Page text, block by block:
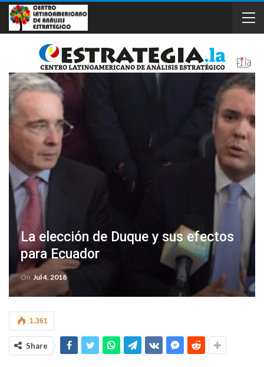
La elección de Duque y sus efectos
para Ecuador
On Jul 4, 2018
1.361
Share